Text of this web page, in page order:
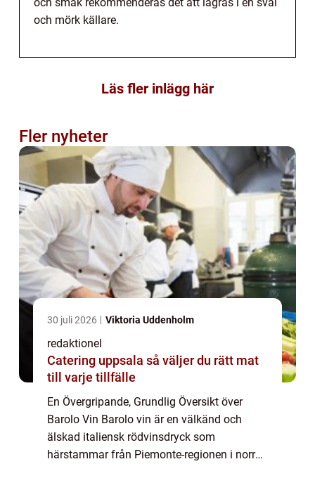
och smak rekommenderas det att lagras i en sval
och mörk källare.
Läs fler inlägg här
Fler nyheter
30 juli 2026 Viktoria Uddenholm
redaktionel
Catering uppsala så väljer du rätt mat
till varje tillfälle
En Övergripande, Grundlig Översikt över
Barolo Vin Barolo vin är en välkänd och
älskad italiensk rödvinsdryck som
härstammar från Piemonte-regionen i norra